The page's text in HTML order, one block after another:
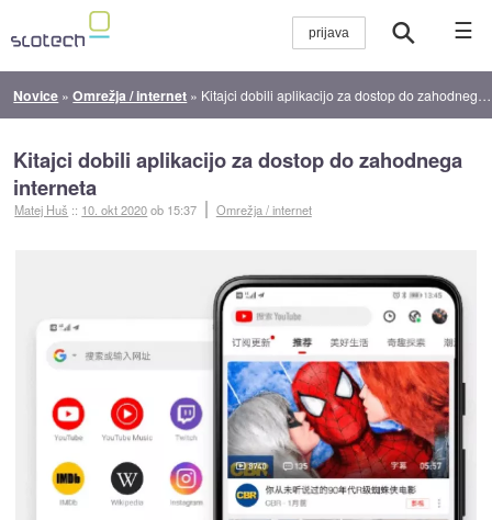
☰
Novice »Omrežja / internet » Kitajci dobili aplikacijo za dostop do zahodnega interneta
Kitajci dobili aplikacijo za dostop do zahodnega
interneta
Matej Huš :: 10. okt 2020ob 15:37 Omrežja / internet